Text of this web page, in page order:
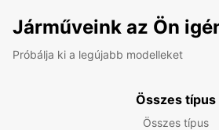
Járműveink az Ön
Próbálja ki a legújabb modelleket
Összes típus
Összes típus